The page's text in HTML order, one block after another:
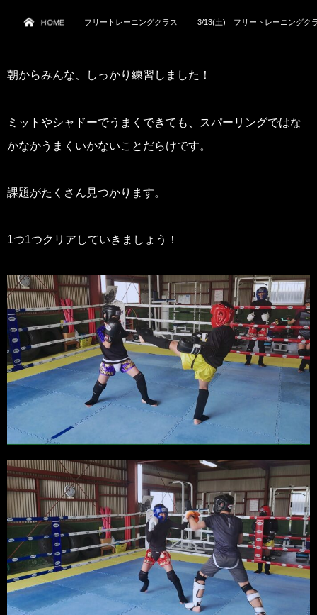
HOME フリートレーニングクラス 3/13(土) フリートレーニングク
朝からみんな、しっかり練習しました！
ミットやシャドーでうまくできても、スパーリングではな
かなかうまくいかないことだらけです。
課題がたくさん見つかります。
1つ1つクリアしていきましょう！